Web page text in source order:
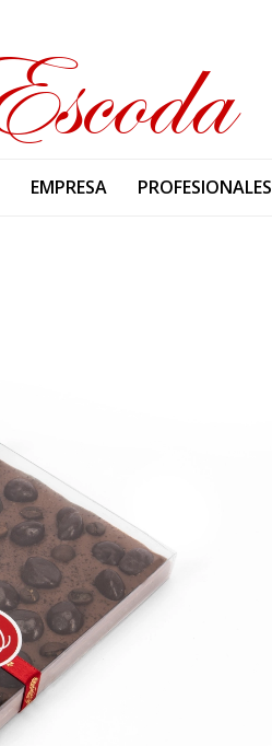
EMPRESA PROFESIONALES